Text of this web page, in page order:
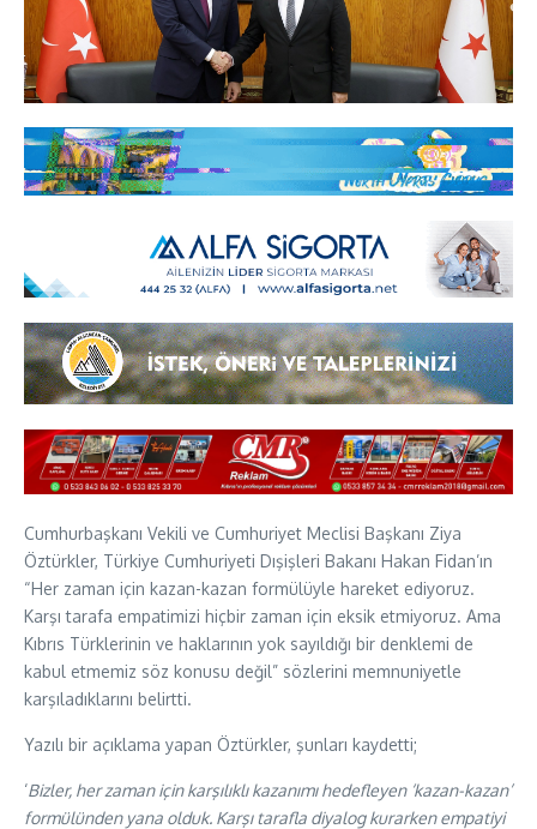
Cumhurbaşkanı Vekili ve Cumhuriyet Meclisi Başkanı Ziya
Öztürkler, Türkiye Cumhuriyeti Dışişleri Bakanı Hakan Fidan’ın
“Her zaman için kazan-kazan formülüyle hareket ediyoruz.
Karşı tarafa empatimizi hiçbir zaman için eksik etmiyoruz. Ama
Kıbrıs Türklerinin ve haklarının yok sayıldığı bir denklemi de
kabul etmemiz söz konusu değil” sözlerini memnuniyetle
karşıladıklarını belirtti.
Yazılı bir açıklama yapan Öztürkler, şunları kaydetti;
‘Bizler, her zaman için karşılıklı kazanımı hedefleyen ‘kazan-kazan’
formülünden yana olduk. Karşı tarafla diyalog kurarken empatiyi